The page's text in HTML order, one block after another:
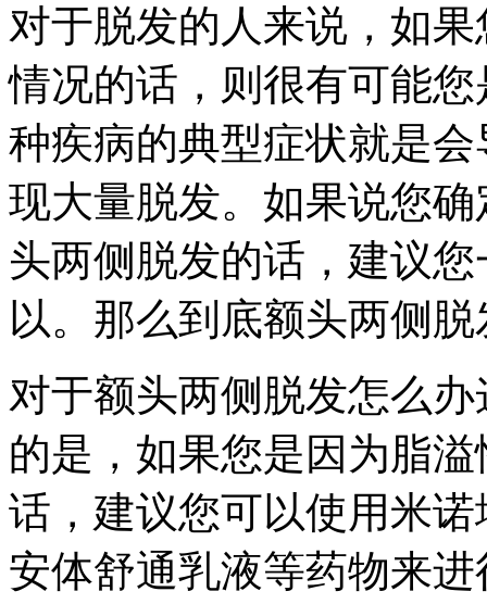
对于脱发的人来说，如
情况的话，则很有可能
种疾病的典型症状就是
现大量脱发。如果说您
头两侧脱发的话，建议
以。那么到底额头两侧
对于额头两侧脱发怎么
的是，如果您是因为脂
话，建议您可以使用米
安体舒通乳液等药物来